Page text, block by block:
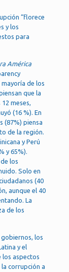
“florece
y los
para
América
de los
que la
meses,
(16 %). En
(87%) piensa
de la región.
y Perú
y 65%).
los
Solo en
(40
aunque el 40
La
de los
los
y el
los aspectos
corrupción a